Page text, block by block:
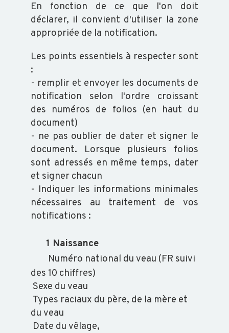
FORMATION
FORMER
CATALOGUE
DOCUMENTS
GÉNÉRAUX
SALMONELLES
En fonction de ce que l'on doit
déclarer, il convient d'utiliser la zone
appropriée de la notification.
Les points essentiels à respecter sont
:
- remplir et envoyer les documents de
notification selon l'ordre croissant
des numéros de folios (en haut du
document)
- ne pas oublier de dater et signer le
document. Lorsque plusieurs folios
sont adressés en même temps, dater
et signer chacun
- Indiquer les informations minimales
nécessaires au traitement de vos
notifications :
1 Naissance
Numéro national du veau (FR suivi
des 10 chiffres)
Sexe du veau
Types raciaux du père, de la mère et
du veau
Date du vêlage,